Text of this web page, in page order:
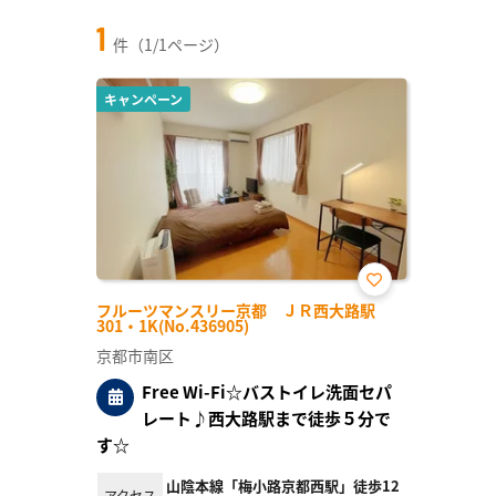
1 件（1/1ページ）
キャンペーン
フルーツマンスリー京都 ＪＲ西大路駅
301・1K(No.436905)
お気
に入
京都市南区
Free Wi-Fi☆バストイレ洗面セパ
レート♪西大路駅まで徒歩５分で
す☆
山陰本線「梅小路京都西駅」徒歩12